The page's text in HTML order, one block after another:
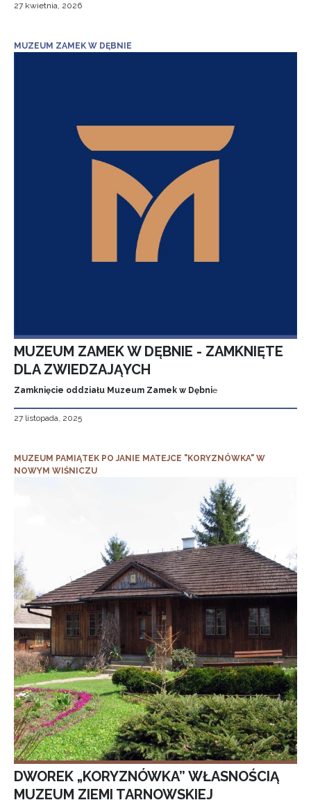
27 kwietnia, 2026
MUZEUM ZAMEK W DĘBNIE
MUZEUM ZAMEK W DĘBNIE - ZAMKNIĘTE
DLA ZWIEDZAJĄYCH
Zamknięcie oddziału Muzeum Zamek w Dębnie
27 listopada, 2025
MUZEUM PAMIĄTEK PO JANIE MATEJCE "KORYZNÓWKA" W
NOWYM WIŚNICZU
DWOREK „KORYZNÓWKA” WŁASNOŚCIĄ
MUZEUM ZIEMI TARNOWSKIEJ